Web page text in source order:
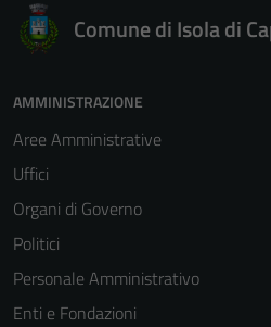
Comune di Isola di
AMMINISTRAZIONE
Aree Amministrative
Uffici
Organi di Governo
Politici
Personale Amministrativo
Enti e Fondazioni